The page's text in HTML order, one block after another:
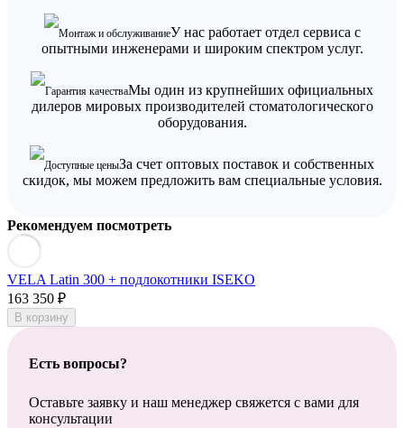
Монтаж и обслуживаниеУ нас работает отдел сервиса с
опытными инженерами и широким спектром услуг.
Гарантия качестваМы один из крупнейших официальных
дилеров мировых производителей стоматологического
оборудования.
Доступные ценыЗа счет оптовых поставок и собственных
скидок, мы можем предложить вам специальные условия.
Рекомендуем посмотреть
VELA Latin 300 + подлокотники ISEKO
163 350 ₽
В корзину
Есть вопросы?
Оставьте заявку и наш менеджер свяжется с вами для
консультации